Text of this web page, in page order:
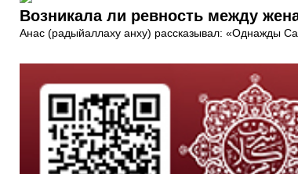
Возникала ли ревность между
Анас (радыйаллаху анху) рассказывал: «Однажды